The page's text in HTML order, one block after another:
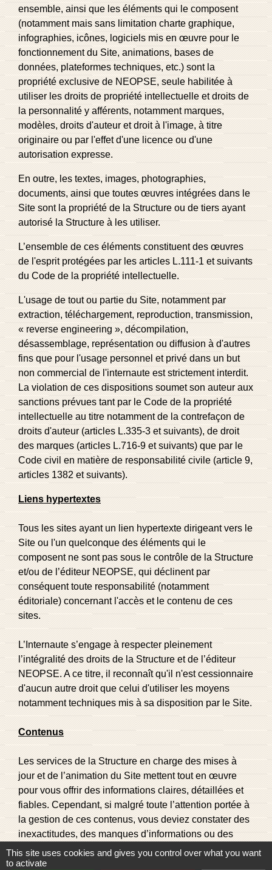
ensemble, ainsi que les éléments qui le composent
(notamment mais sans limitation charte graphique,
infographies, icônes, logiciels mis en œuvre pour le
fonctionnement du Site, animations, bases de
données, plateformes techniques, etc.) sont la
propriété exclusive de NEOPSE, seule habilitée à
utiliser les droits de propriété intellectuelle et droits de
la personnalité y afférents, notamment marques,
modèles, droits d'auteur et droit à l'image, à titre
originaire ou par l'effet d'une licence ou d'une
autorisation expresse.
En outre, les textes, images, photographies,
documents, ainsi que toutes œuvres intégrées dans le
Site sont la propriété de la Structure ou de tiers ayant
autorisé la Structure à les utiliser.
L’ensemble de ces éléments constituent des œuvres
de l'esprit protégées par les articles L.111-1 et suivants
du Code de la propriété intellectuelle.
L'usage de tout ou partie du Site, notamment par
extraction, téléchargement, reproduction, transmission,
« reverse engineering », décompilation,
désassemblage, représentation ou diffusion à d'autres
fins que pour l'usage personnel et privé dans un but
non commercial de l'internaute est strictement interdit.
La violation de ces dispositions soumet son auteur aux
sanctions prévues tant par le Code de la propriété
intellectuelle au titre notamment de la contrefaçon de
droits d'auteur (articles L.335-3 et suivants), de droit
des marques (articles L.716-9 et suivants) que par le
Code civil en matière de responsabilité civile (article 9,
articles 1382 et suivants).
Liens hypertextes
Tous les sites ayant un lien hypertexte dirigeant vers le
Site ou l'un quelconque des éléments qui le
composent ne sont pas sous le contrôle de la Structure
et/ou de l’éditeur NEOPSE, qui déclinent par
conséquent toute responsabilité (notamment
éditoriale) concernant l'accès et le contenu de ces
sites.
L’Internaute s’engage à respecter pleinement
l’intégralité des droits de la Structure et de l’éditeur
NEOPSE. A ce titre, il reconnaît qu'il n'est cessionnaire
d'aucun autre droit que celui d'utiliser les moyens
notamment techniques mis à sa disposition par le Site.
Contenus
Les services de la Structure en charge des mises à
jour et de l’animation du Site mettent tout en œuvre
pour vous offrir des informations claires, détaillées et
fiables. Cependant, si malgré toute l’attention portée à
la gestion de ces contenus, vous deviez constater des
inexactitudes, des manques d’informations ou des
erreurs, nous vous invitons à en informer la Structure,
par courrier électronique par le biais du formulaire de
This site uses cookies and gives you control over what you want
to activate